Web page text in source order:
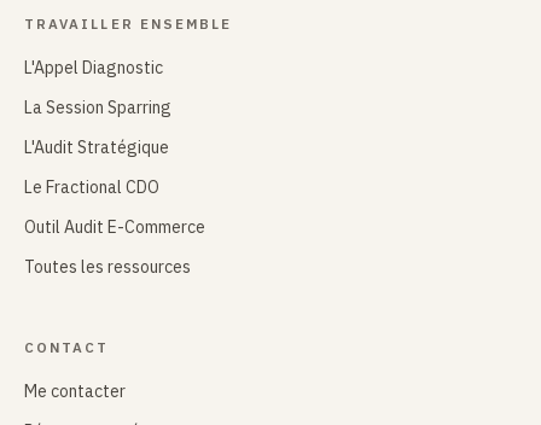
TRAVAILLER ENSEMBLE
L'Appel Diagnostic
La Session Sparring
L'Audit Stratégique
Le Fractional CDO
Outil Audit E-Commerce
Toutes les ressources
CONTACT
Me contacter